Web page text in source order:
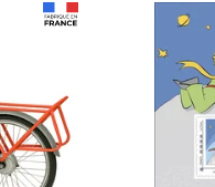
Prix 7,50€